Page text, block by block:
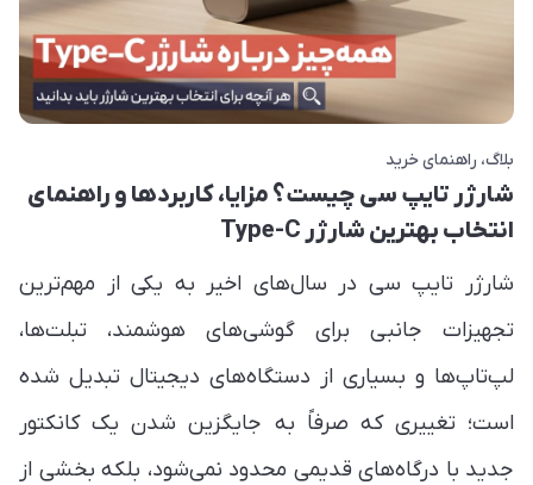
بلاگ راهنمای خرید
شارژر تایپ سی چیست؟ مزایا، کاربردها و راهنمای
انتخاب بهترین شارژر Type-C
شارژر تایپ سی در سال‌های اخیر به یکی از مهم‌ترین
تجهیزات جانبی برای گوشی‌های هوشمند، تبلت‌ها،
لپ‌تاپ‌ها و بسیاری از دستگاه‌های دیجیتال تبدیل شده
است؛ تغییری که صرفاً به جایگزین شدن یک کانکتور
جدید با درگاه‌های قدیمی محدود نمی‌شود، بلکه بخشی از